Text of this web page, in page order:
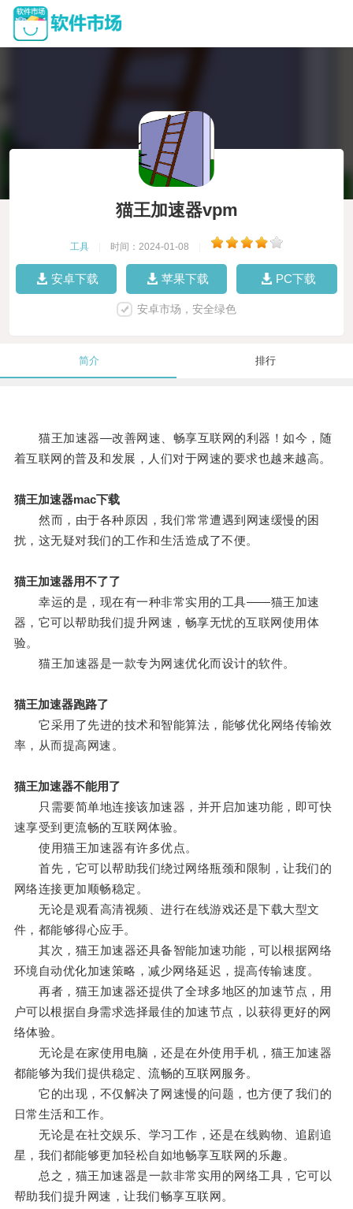
猫王加速器vpm
工具 时间：2024-01-08
安卓下载 苹果下载 PC下载
安卓市场，安全绿色
简介 排行
猫王加速器—改善网速、畅享互联网的利器！如今，随
着互联网的普及和发展，人们对于网速的要求也越来越高。
猫王加速器mac下载
然而，由于各种原因，我们常常遭遇到网速缓慢的困
扰，这无疑对我们的工作和生活造成了不便。
猫王加速器用不了了
幸运的是，现在有一种非常实用的工具——猫王加速
器，它可以帮助我们提升网速，畅享无忧的互联网使用体
验。
猫王加速器是一款专为网速优化而设计的软件。
猫王加速器跑路了
它采用了先进的技术和智能算法，能够优化网络传输效
率，从而提高网速。
猫王加速器不能用了
只需要简单地连接该加速器，并开启加速功能，即可快
速享受到更流畅的互联网体验。
使用猫王加速器有许多优点。
首先，它可以帮助我们绕过网络瓶颈和限制，让我们的
网络连接更加顺畅稳定。
无论是观看高清视频、进行在线游戏还是下载大型文
件，都能够得心应手。
其次，猫王加速器还具备智能加速功能，可以根据网络
环境自动优化加速策略，减少网络延迟，提高传输速度。
再者，猫王加速器还提供了全球多地区的加速节点，用
户可以根据自身需求选择最佳的加速节点，以获得更好的网
络体验。
无论是在家使用电脑，还是在外使用手机，猫王加速器
都能够为我们提供稳定、流畅的互联网服务。
它的出现，不仅解决了网速慢的问题，也方便了我们的
日常生活和工作。
无论是在社交娱乐、学习工作，还是在线购物、追剧追
星，我们都能够更加轻松自如地畅享互联网的乐趣。
总之，猫王加速器是一款非常实用的网络工具，它可以
帮助我们提升网速，让我们畅享互联网。